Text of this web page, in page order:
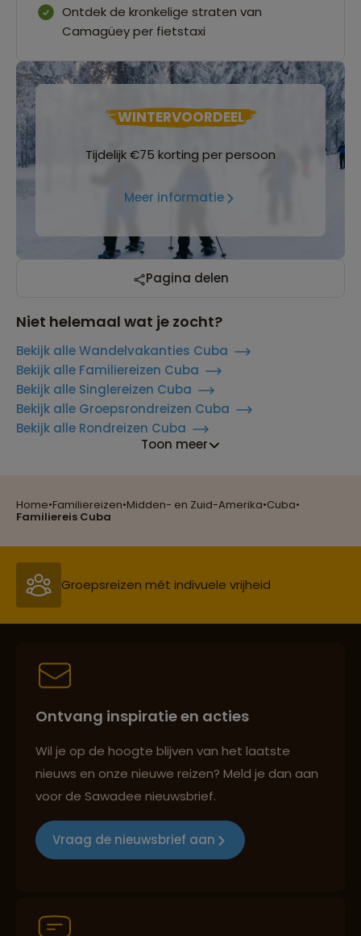
Home•Familiereizen•Midden- en Zuid-Amerika•Cuba•
Familiereis Cuba
Ontdek de kronkelige straten van
Camagüey per fietstaxi
WINTERVOORDEEL
Tijdelijk €75 korting per persoon
Meer informatie
Pagina delen
Niet helemaal wat je zocht?
Bekijk alle Wandelvakanties Cuba
Bekijk alle Familiereizen Cuba
Bekijk alle Singlereizen Cuba
Bekijk alle Groepsrondreizen Cuba
Bekijk alle Rondreizen Cuba
Toon meer
Reizen met oog voor mens, cultuur en milieu
Groepsreizen mét indivuele vrijheid
Persoonlijk en deskundig reisadvies
Reizen met oog voor mens, cultuur en milieu
Ontvang inspiratie en acties
Wil je op de hoogte blijven van het laatste
nieuws en onze nieuwe reizen? Meld je dan aan
voor de Sawadee nieuwsbrief.
Vraag de nieuwsbrief aan